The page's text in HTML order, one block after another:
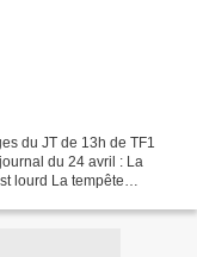
du JT de 13h de TF1
du 24 avril : La
lourd La tempête